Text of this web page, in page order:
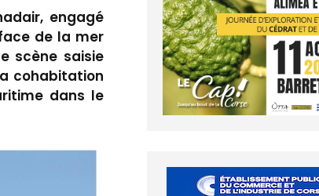
engagé
de la mer
scène saisie
cohabitation
dans le